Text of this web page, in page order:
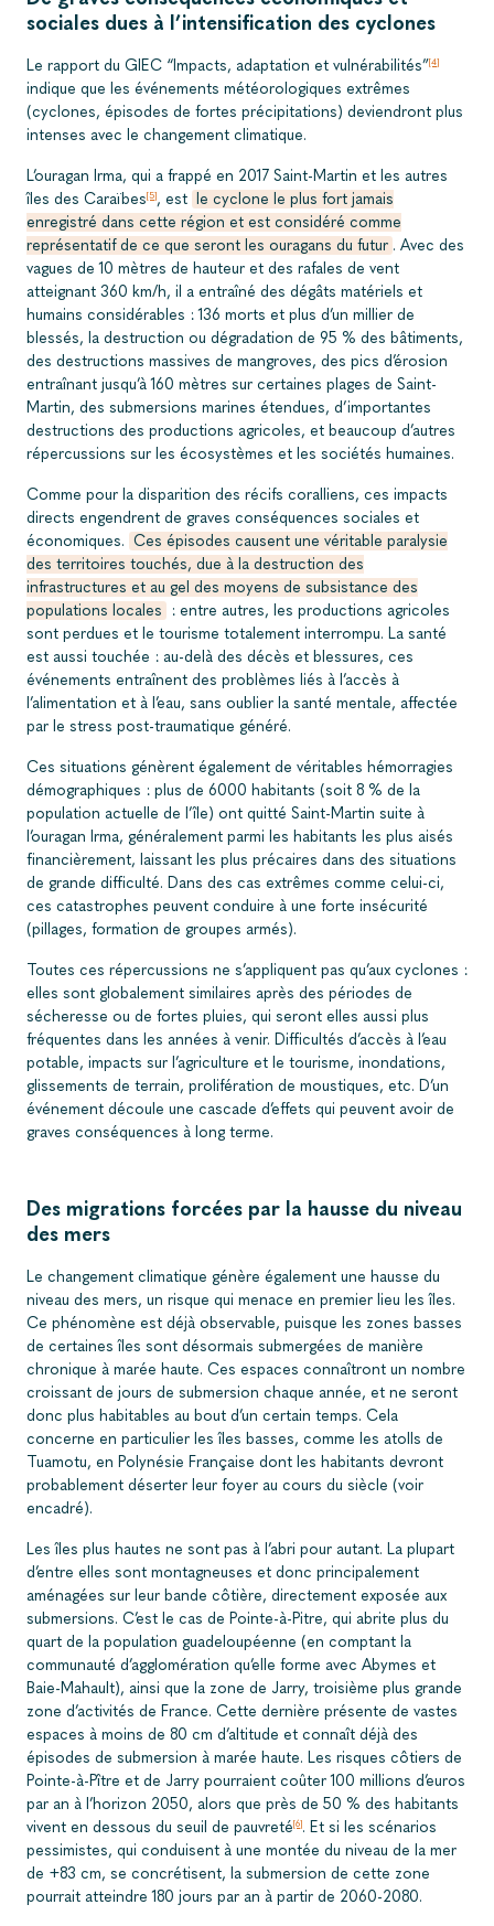
sociales dues à l’intensification des cyclones
Le rapport du GIEC “Impacts, adaptation et vulnérabilités”[4]
indique que les événements météorologiques extrêmes
(cyclones, épisodes de fortes précipitations) deviendront plus
intenses avec le changement climatique.
L’ouragan Irma, qui a frappé en 2017 Saint-Martin et les autres
îles des Caraïbes[5], est
le cyclone le plus fort jamais
enregistré dans cette région et est considéré comme
représentatif de ce que seront les ouragans du futur . Avec des
vagues de 10 mètres de hauteur et des rafales de vent
atteignant 360 km/h, il a entraîné des dégâts matériels et
humains considérables : 136 morts et plus d’un millier de
blessés, la destruction ou dégradation de 95 % des bâtiments,
des destructions massives de mangroves, des pics d’érosion
entraînant jusqu’à 160 mètres sur certaines plages de Saint-
Martin, des submersions marines étendues, d’importantes
destructions des productions agricoles, et beaucoup d’autres
répercussions sur les écosystèmes et les sociétés humaines.
Comme pour la disparition des récifs coralliens, ces impacts
directs engendrent de graves conséquences sociales et
économiques. Ces épisodes causent une véritable paralysie
des territoires touchés, due à la destruction des
infrastructures et au gel des moyens de subsistance des
populations locales
: entre autres, les productions agricoles
sont perdues et le tourisme totalement interrompu. La santé
est aussi touchée : au-delà des décès et blessures, ces
événements entraînent des problèmes liés à l’accès à
l’alimentation et à l’eau, sans oublier la santé mentale, affectée
par le stress post-traumatique généré.
Ces situations génèrent également de véritables hémorragies
démographiques : plus de 6000 habitants (soit 8 % de la
population actuelle de l’île) ont quitté Saint-Martin suite à
l’ouragan Irma, généralement parmi les habitants les plus aisés
financièrement, laissant les plus précaires dans des situations
de grande difficulté. Dans des cas extrêmes comme celui-ci,
ces catastrophes peuvent conduire à une forte insécurité
(pillages, formation de groupes armés).
Toutes ces répercussions ne s’appliquent pas qu’aux cyclones :
elles sont globalement similaires après des périodes de
sécheresse ou de fortes pluies, qui seront elles aussi plus
fréquentes dans les années à venir. Difficultés d’accès à l’eau
potable, impacts sur l’agriculture et le tourisme, inondations,
glissements de terrain, prolifération de moustiques, etc. D’un
événement découle une cascade d’effets qui peuvent avoir de
graves conséquences à long terme.
Des migrations forcées par la hausse du niveau
des mers
Le changement climatique génère également une hausse du
niveau des mers, un risque qui menace en premier lieu les îles.
Ce phénomène est déjà observable, puisque les zones basses
de certaines îles sont désormais submergées de manière
chronique à marée haute. Ces espaces connaîtront un nombre
croissant de jours de submersion chaque année, et ne seront
donc plus habitables au bout d’un certain temps. Cela
concerne en particulier les îles basses, comme les atolls de
Tuamotu, en Polynésie Française dont les habitants devront
probablement déserter leur foyer au cours du siècle (voir
encadré).
Les îles plus hautes ne sont pas à l’abri pour autant. La plupart
d’entre elles sont montagneuses et donc principalement
aménagées sur leur bande côtière, directement exposée aux
submersions. C’est le cas de Pointe-à-Pitre, qui abrite plus du
quart de la population guadeloupéenne (en comptant la
communauté d’agglomération qu’elle forme avec Abymes et
Baie-Mahault), ainsi que la zone de Jarry, troisième plus grande
zone d’activités de France. Cette dernière présente de vastes
espaces à moins de 80 cm d’altitude et connaît déjà des
épisodes de submersion à marée haute. Les risques côtiers de
Pointe-à-Pître et de Jarry pourraient coûter 100 millions d’euros
par an à l’horizon 2050, alors que près de 50 % des habitants
vivent en dessous du seuil de pauvreté[6]. Et si les scénarios
pessimistes, qui conduisent à une montée du niveau de la mer
de +83 cm, se concrétisent, la submersion de cette zone
pourrait atteindre 180 jours par an à partir de 2060-2080.